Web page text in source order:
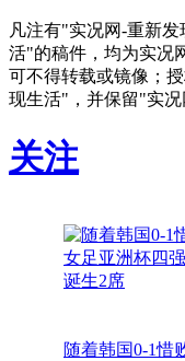
凡注有"实况网-重新
活"的稿件，均为实况
可不得转载或镜像；
现生活"，并保留"实况
关注
随着韩国0-1惜